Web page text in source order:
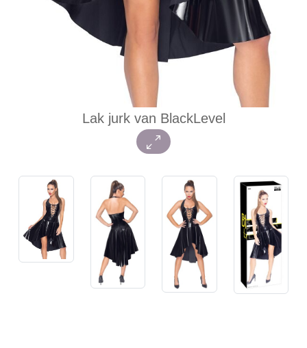
Lak jurk van BlackLevel